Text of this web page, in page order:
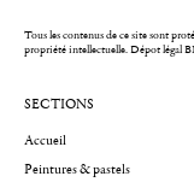
Tous les contenus de ce site sont
propriété intellectuelle.Dépot légal
SECTIONS
Accueil
Peintures & pastels